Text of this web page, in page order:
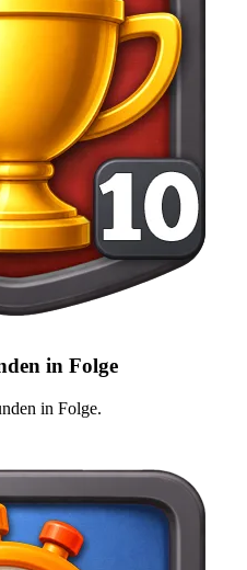
in Folge
in Folge.